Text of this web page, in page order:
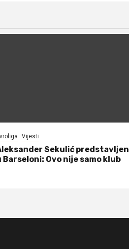
Vijesti
Sekulić predstavljen
Barseloni: Ovo nije samo klub